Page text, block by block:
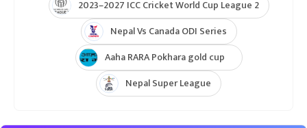
2023–2027 ICC Cricket World Cup League 2
Nepal Vs Canada ODI Series
Aaha RARA Pokhara gold cup
Nepal Super League